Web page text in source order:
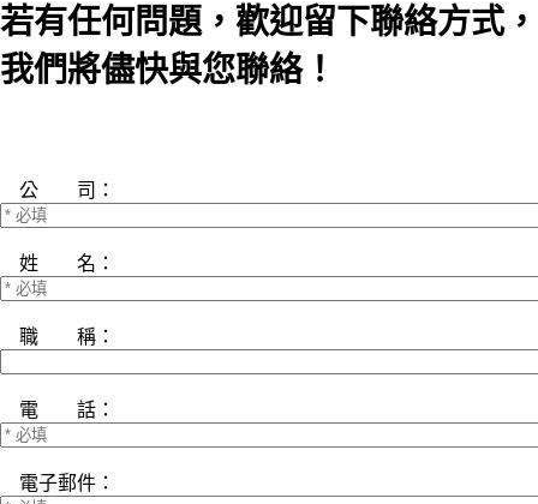
若有任何問題，歡迎留下聯絡方式，
我們將儘快與您聯絡！
公 司：
姓 名：
職 稱：
電 話：
電子郵件：